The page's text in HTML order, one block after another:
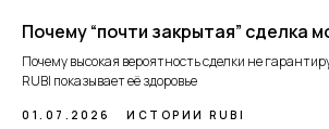
Почему “почти закрытая” сделка
Почему высокая вероятность сделки не
RUBI показывает её здоровье
01.07.2026 ИСТОРИИ RUBI